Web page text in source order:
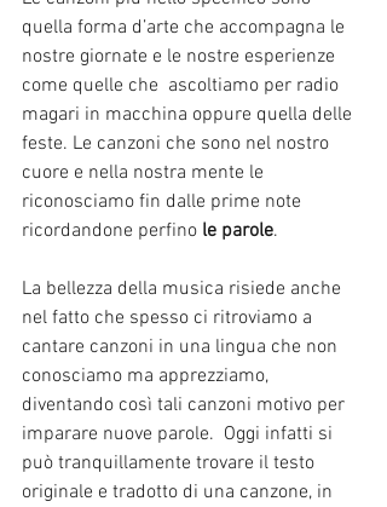
quella forma d’arte che accompagna le
nostre giornate e le nostre esperienze
come quelle che  ascoltiamo per radio
magari in macchina oppure quella delle
feste. Le canzoni che sono nel nostro
cuore e nella nostra mente le
riconosciamo fin dalle prime note
ricordandone perfino le parole.
La bellezza della musica risiede anche
nel fatto che spesso ci ritroviamo a
cantare canzoni in una lingua che non
conosciamo ma apprezziamo,
diventando così tali canzoni motivo per
imparare nuove parole.  Oggi infatti si
può tranquillamente trovare il testo
originale e tradotto di una canzone, in